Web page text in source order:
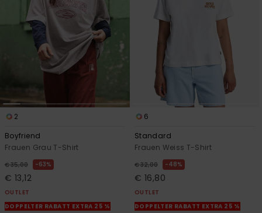
2
Boyfriend
Frauen Grau T-Shirt
€ 35,00 63%
€ 13,12
OUTLET
DOPPELTER RABATT EXTRA 25 %
6
Standard
Frauen Weiss T-Shirt
€ 32,00 48%
€ 16,80
OUTLET
DOPPELTER RABATT EXTRA 25 %